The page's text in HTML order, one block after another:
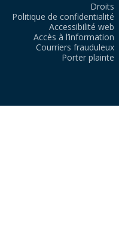
Droits
Politique de confidentialité
Accessibilité web
Accès à l’information
Courriers frauduleux
Porter plainte